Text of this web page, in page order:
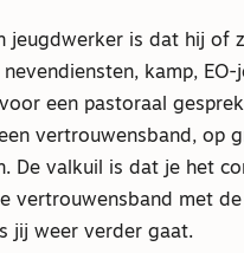
jeugdwerker is dat hij of
kamp,
een pastoraal
vertrouwensband, op
De valkuil is dat je het
vertrouwensband met
jij weer verder gaat.